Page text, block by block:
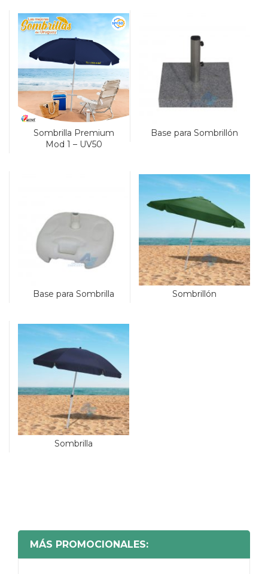
Sombrilla Premium
Mod 1 – UV50
Base para Sombrillón
Base para Sombrilla Sombrillón
Sombrilla
MÁS PROMOCIONALES: